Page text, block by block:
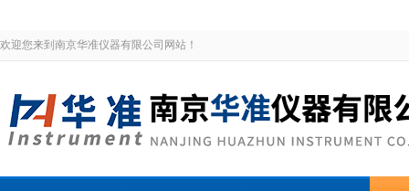
欢迎您来到南京华准仪器有限公司网站！